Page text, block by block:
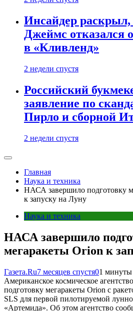
Инсайдер
Джеймс отказался
в «Кливленд»
2 недели спустя
Российский
заявление по
Пирло и сборной
2 недели спустя
Главная
Наука и техника
НАСА завершило подготовку
к запуску на Луну
Наука и техника
НАСА завершило
мегаракеты Orion к
Газета.Ru7 месяцев спустя01 минуты
Американское космическое
подготовку мегаракеты Orion с
SLS для первой пилотируемой
«Артемида». Об этом агентство